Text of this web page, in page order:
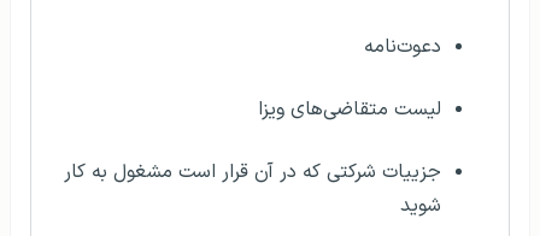
دعوت‌نامه
لیست متقاضی‌های ویزا
جزییات شرکتی که در آن قرار است مشغول به کار
شوید